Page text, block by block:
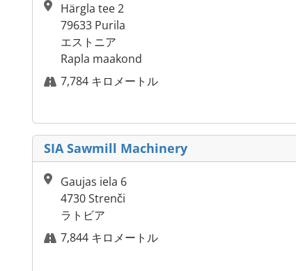
Härgla tee 2
79633 Purila
エストニア
Rapla maakond
7,784 キロメートル
SIA Sawmill Machinery
Gaujas iela 6
4730 Strenči
ラトビア
7,844 キロメートル